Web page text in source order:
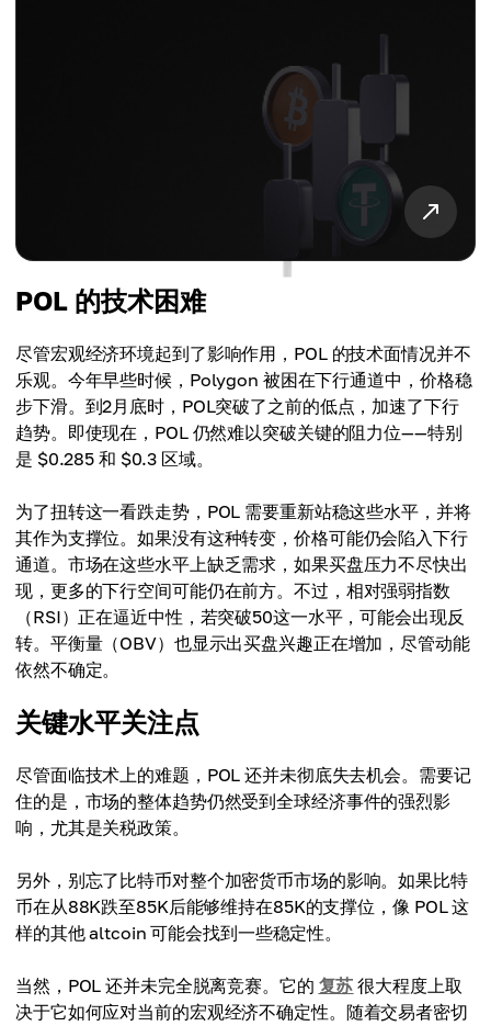
POL 的技术困难
尽管宏观经济环境起到了影响作用，POL 的技术面情况并不
乐观。今年早些时候，Polygon 被困在下行通道中，价格稳
步下滑。到2月底时，POL突破了之前的低点，加速了下行
趋势。即使现在，POL 仍然难以突破关键的阻力位——特别
是 $0.285 和 $0.3 区域。
为了扭转这一看跌走势，POL 需要重新站稳这些水平，并将
其作为支撑位。如果没有这种转变，价格可能仍会陷入下行
通道。市场在这些水平上缺乏需求，如果买盘压力不尽快出
现，更多的下行空间可能仍在前方。不过，相对强弱指数
（RSI）正在逼近中性，若突破50这一水平，可能会出现反
转。平衡量（OBV）也显示出买盘兴趣正在增加，尽管动能
依然不确定。
关键水平关注点
尽管面临技术上的难题，POL 还并未彻底失去机会。需要记
住的是，市场的整体趋势仍然受到全球经济事件的强烈影
响，尤其是关税政策。
另外，别忘了比特币对整个加密货币市场的影响。如果比特
币在从88K跌至85K后能够维持在85K的支撑位，像 POL 这
样的其他 altcoin 可能会找到一些稳定性。
当然，POL 还并未完全脱离竞赛。它的 复苏 很大程度上取
决于它如何应对当前的宏观经济不确定性。随着交易者密切